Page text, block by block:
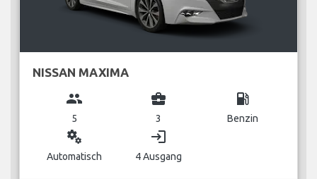
NISSAN MAXIMA
group
5
business_center
3
local_gas_station
Benzin
miscellaneous_services
Automatisch
login
4 Ausgang